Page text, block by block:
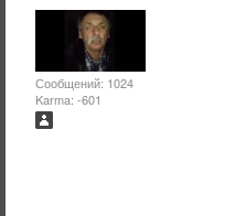
Сообщений: 1024
Karma: -601